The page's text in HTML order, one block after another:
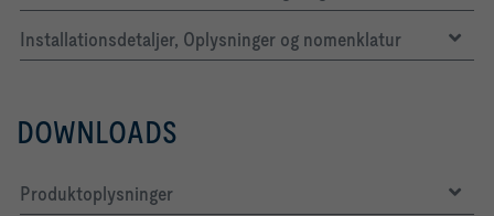
Installationsdetaljer, Oplysninger og nomenklatur
DOWNLOADS
Produktoplysninger